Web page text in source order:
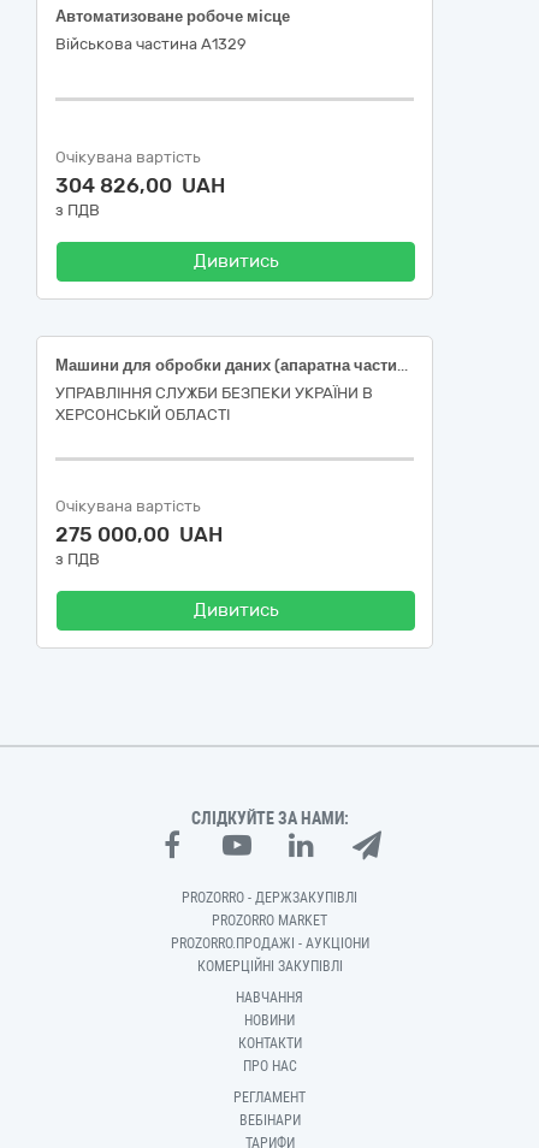
Автоматизоване робоче місце
Військова частина А1329
Очікувана вартість
304 826,00 UAH
з ПДВ
Дивитись
Машини для обробки даних (апаратна частина) Спеціалізована обчислювальна станція обробки інформаційних масивів з обмеженим доступом (ШІ) (в комплекті) на базі процесора Intel Core i9-14900KF / RAM 128GB / SSD 2 TB / HDD 2 TB / GeForce RTX 4090 24GB
УПРАВЛІННЯ СЛУЖБИ БЕЗПЕКИ УКРАЇНИ В
ХЕРСОНСЬКІЙ ОБЛАСТІ
Очікувана вартість
275 000,00 UAH
з ПДВ
Дивитись
СЛІДКУЙТЕ ЗА НАМИ:
PROZORRO - ДЕРЖЗАКУПІВЛІ
PROZORRO MARKET
PROZORRO.ПРОДАЖІ - АУКЦІОНИ
КОМЕРЦІЙНІ ЗАКУПІВЛІ
НАВЧАННЯ
НОВИНИ
КОНТАКТИ
ПРО НАС
РЕГЛАМЕНТ
ВЕБІНАРИ
ТАРИФИ